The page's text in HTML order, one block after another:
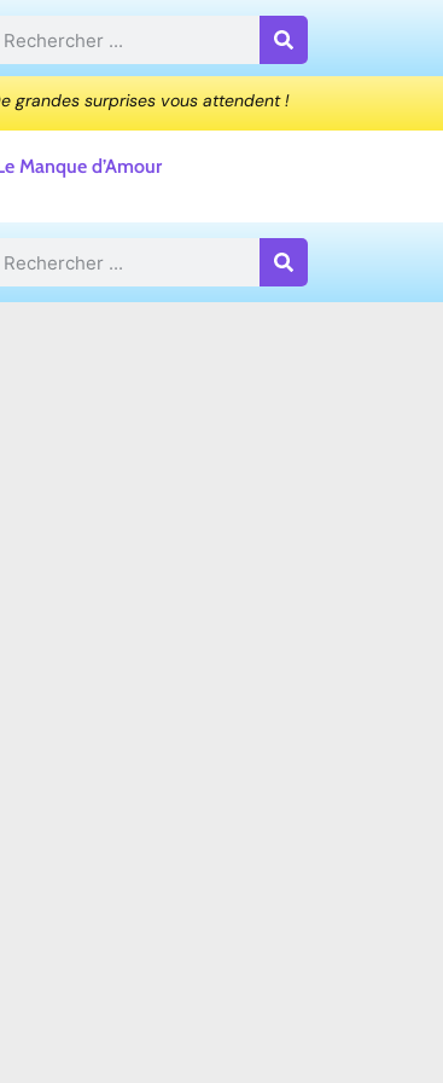
grandes surprises vous attendent !
Manque d’Amour